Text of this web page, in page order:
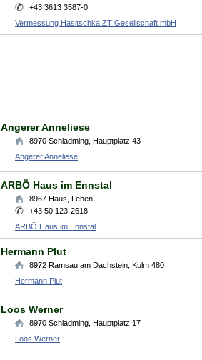
+43 3613 3587-0
Vermessung Hasitschka ZT Gesellschaft mbH
Angerer Anneliese
8970 Schladming Hauptplatz 43
Angerer Anneliese
ARBÖ Haus im Ennstal
8967 Haus Lehen
+43 50 123-2618
ARBÖ Haus im Ennstal
Hermann Plut
8972 Ramsau am Dachstein Kulm 480
Hermann Plut
Loos Werner
8970 Schladming Hauptplatz 17
Loos Werner